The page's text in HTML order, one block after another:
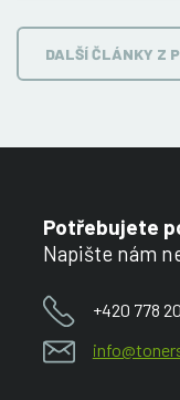
DALŠÍ ČLÁNKY Z
Potřebujete
Napište nám
+420 778